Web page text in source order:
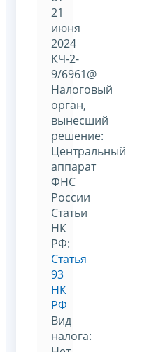
21
июня
2024
КЧ-2-
9/6961@
Налоговый
орган,
вынесший
решение:
Центральный
аппарат
ФНС
России
Статьи
НК
РФ:
Статья
93
НК
РФ
Вид
налога: